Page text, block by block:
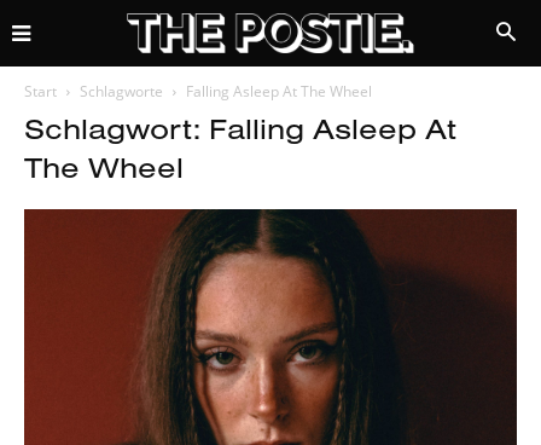
Start Schlagworte Falling Asleep At The Wheel
Schlagwort: Falling Asleep At
The Wheel